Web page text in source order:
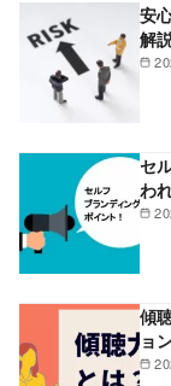
安
解
セ
わ
傾
ョ